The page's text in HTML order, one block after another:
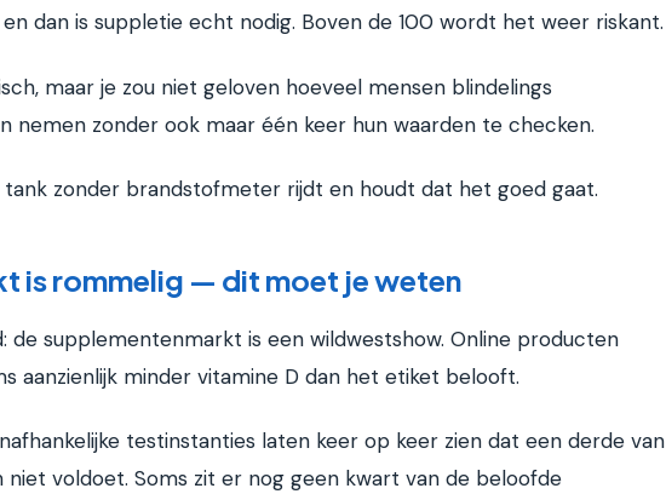
dan is suppletie echt nodig. Boven de 100 wordt het weer riskant.
maar je zou niet geloven hoeveel mensen blindelings
nemen zonder ook maar één keer hun waarden te checken.
tank zonder brandstofmeter rijdt en houdt dat het goed gaat.
is rommelig — dit moet je weten
de supplementenmarkt is een wildwestshow. Online producten
aanzienlijk minder vitamine D dan het etiket belooft.
testinstanties laten keer op keer zien dat een derde van
voldoet. Soms zit er nog geen kwart van de beloofde